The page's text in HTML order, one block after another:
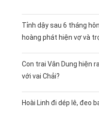
Tỉnh dậy sau 6 tháng
hoàng phát hiện vợ và
Con trai Vân Dung hiện
với vai Chải?
Hoài Linh đi dép lê, đeo